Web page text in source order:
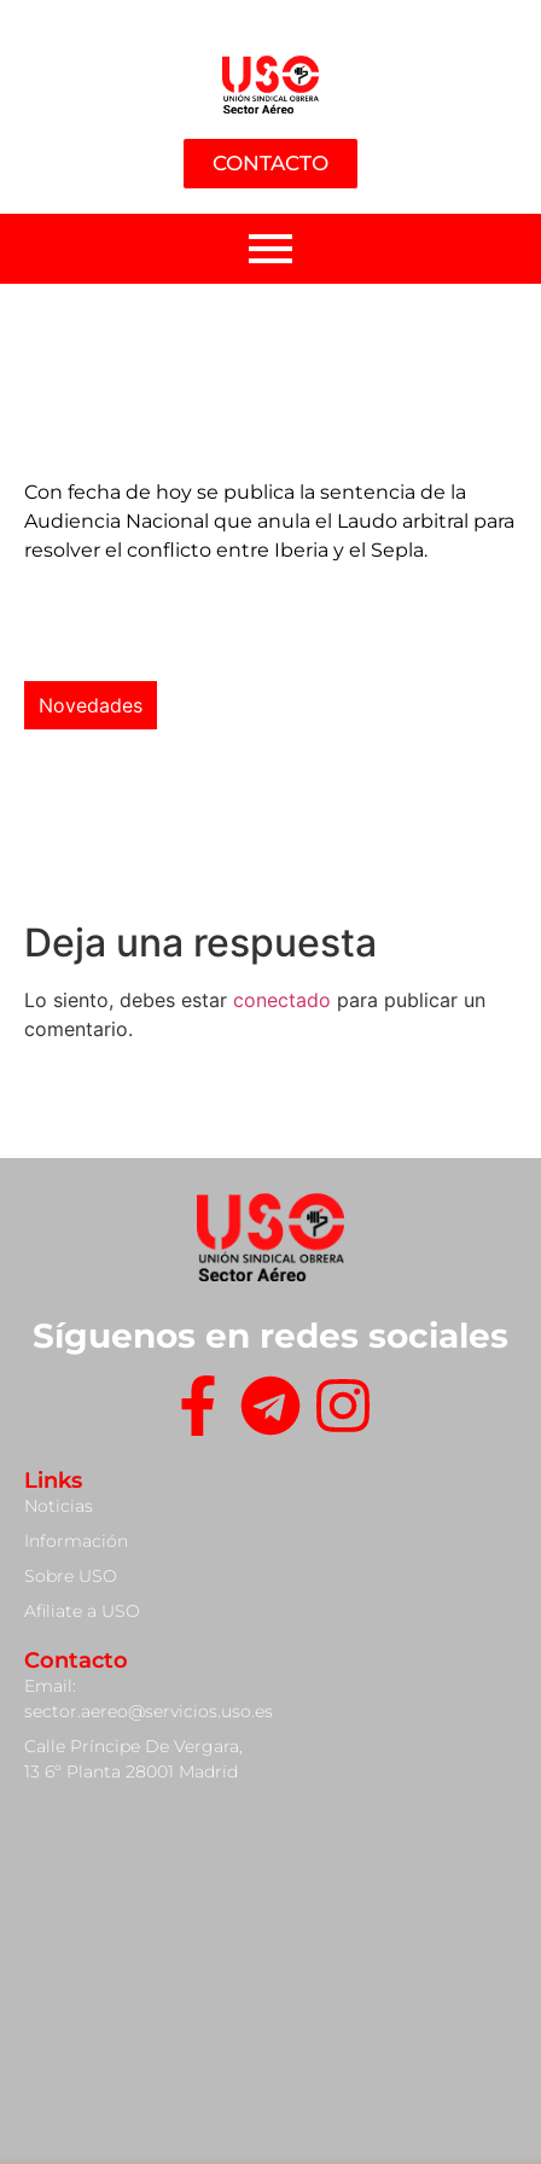
CONTACTO
Con fecha de hoy se publica la sentencia de la
Audiencia Nacional que anula el Laudo arbitral para
resolver el conflicto entre Iberia y el Sepla.
Novedades
Deja una respuesta
Lo siento, debes estar conectado para publicar un
comentario.
Síguenos en redes sociales
Links
Noticias
Información
Sobre USO
Afiliate a USO
Contacto
Email:
sector.aereo@servicios.uso.es
Calle Príncipe De Vergara,
13 6º Planta 28001 Madrid